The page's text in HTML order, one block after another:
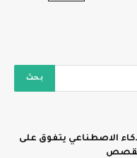
الاصطناعي يتفوق على
القصص